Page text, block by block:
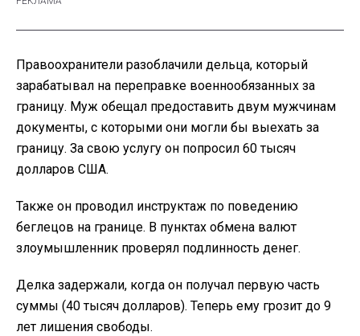
Правоохранители разоблачили дельца, который
зарабатывал на переправке военнообязанных за
границу. Муж обещал предоставить двум мужчинам
документы, с которыми они могли бы выехать за
границу. За свою услугу он попросил 60 тысяч
долларов США.
Также он проводил инструктаж по поведению
беглецов на границе. В пунктах обмена валют
злоумышленник проверял подлинность денег.
Делка задержали, когда он получал первую часть
суммы (40 тысяч долларов). Теперь ему грозит до 9
лет лишения свободы.